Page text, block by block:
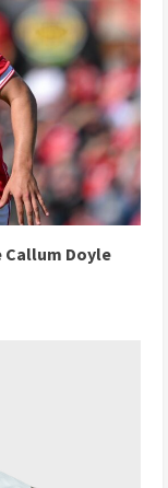
Callum Doyle